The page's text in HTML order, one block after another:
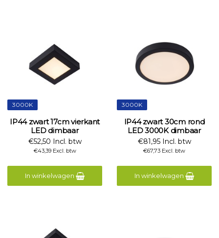
3000K
IP44 zwart 17cm vierkant
LED dimbaar
€52,50 Incl. btw
€43,39 Excl. btw
In winkelwagen
3000K
IP44 zwart 30cm rond
LED 3000K dimbaar
€81,95 Incl. btw
€67,73 Excl. btw
In winkelwagen